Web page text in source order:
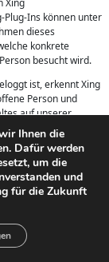
Xing
Ins können unter
dieses
konkrete
besucht wird.
ist, erkennt Xing
Person und
auf unserer
die
durch die Xing-
Xing-Account der
einen der auf
den „Share“-
Xing-Benutzerkonto
Daten.
Information darüber,
hat, wenn die
Ihnen die
Dafür werden
um die
und
für die Zukunft